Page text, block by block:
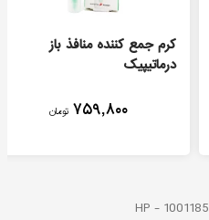
کرم جمع کننده منافذ باز
درماتیپیک
۷۵۹,۸۰۰ تومان
HP - 1001185